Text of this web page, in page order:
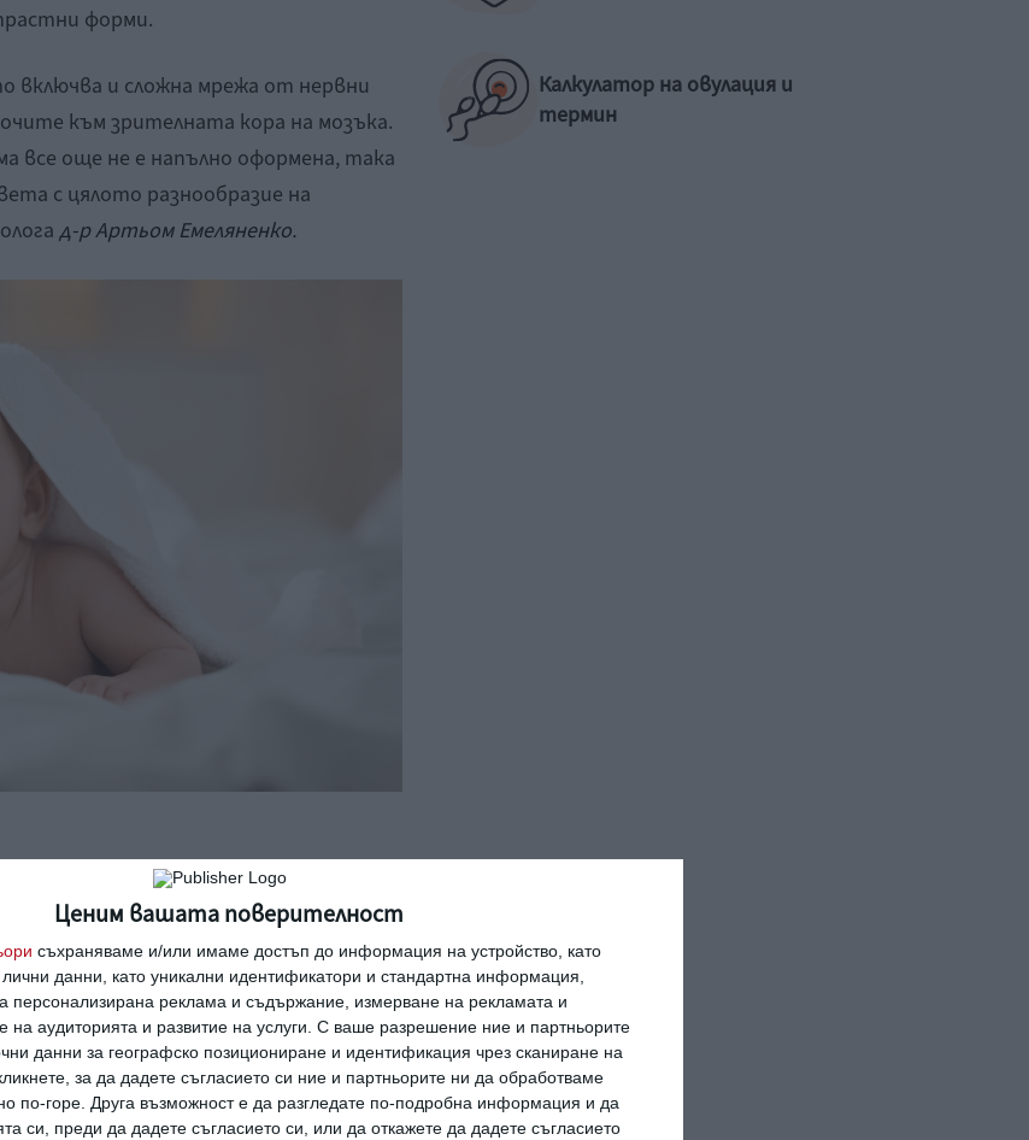
Ценим вашата поверителност
съхраняваме и/или имаме достъп до информация на устройство, като
данни, като уникални идентификатори и стандартна информация,
персонализирана реклама и съдържание, измерване на рекламата и
аудиторията и развитие на услуги. С ваше разрешение ние и партньорите
данни за географско позициониране и идентификация чрез сканиране на
за да дадете съгласието си ние и партньорите ни да обработваме
по-горе. Друга възможност е да разгледате по-подробна информация и да
си, преди да дадете съгласието си, или да откажете да дадете съгласието
форми.
включва и сложна мрежа от нервни
към зрителната кора на мозъка.
все още не е напълно оформена, така
с цялото разнообразие на
д-р Артьом Емеляненко.
първите месеци от живота си не
които са наблизо.
да различават първите цветове –
се развива значително и те
Калкулатор на овулация и
термин